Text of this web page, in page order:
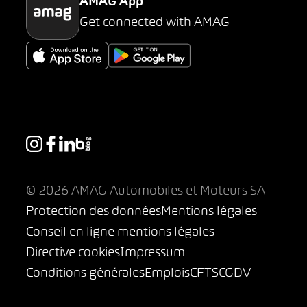
AMAG App
Get connected with AMAG
© 2026 AMAG Automobiles et Moteurs SA
Protection des donnéesMentions légales
Conseil en ligne mentions légales
Directive cookiesImpressum
Conditions généralesEmploisCFTSCGDV